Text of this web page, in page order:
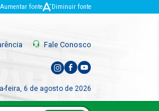
Aumentar fonte Diminuir fonte
Fale Conosco
feira, 6 de agosto de 2026